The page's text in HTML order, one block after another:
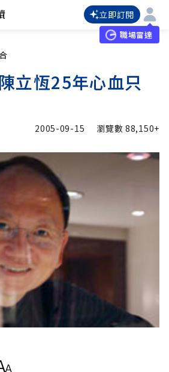
立即訂閱
職場雷達
立恆25年心血只
加入追蹤
2005-09-15 瀏覽數88,150+